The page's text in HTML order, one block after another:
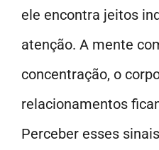
ele encontra jeitos
atenção. A mente
concentração, o
relacionamentos
Perceber esses